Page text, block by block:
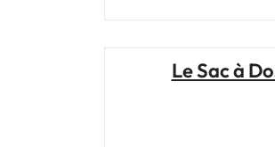
Le Sac à